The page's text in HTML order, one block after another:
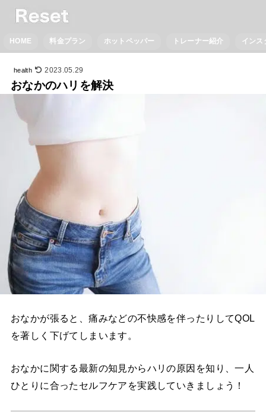
HOME 料金プラン ホットペッパー トレーナー紹介 インス
health 2023.05.29
おなかのハリを解決
おなかが張ると、痛みなどの不快感を伴ったりしてQOL
を著しく下げてしまいます。
おなかに関する最新の知見からハリの原因を知り、一人
ひとりに合ったセルフケアを実践していきましょう！